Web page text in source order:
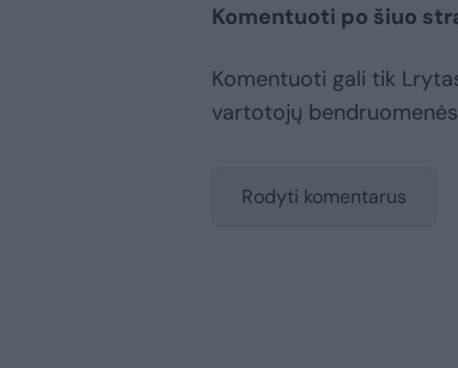
Komentuoti po šiuo
Komentuoti gali tik
vartotojų
Rodyti komentarus